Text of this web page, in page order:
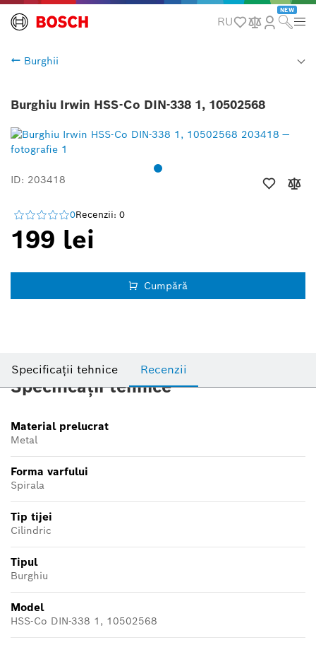
RU
NEW
Burghii
Burghiu Irwin HSS-Co DIN-338 1, 10502568
ID: 203418
0Recenzii: 0
199 lei
Cumpără
Specificații tehnice Recenzii
Specificații tehnice
Material prelucrat
Metal
Forma varfului
Spirala
Tip tijei
Cilindric
Tipul
Burghiu
Model
HSS-Co DIN-338 1, 10502568